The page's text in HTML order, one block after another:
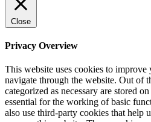
Close
Privacy Overview
This website uses cookies to
navigate through the website. Out of
categorized as necessary are stored
essential for the working of basic
also use third-party cookies that help